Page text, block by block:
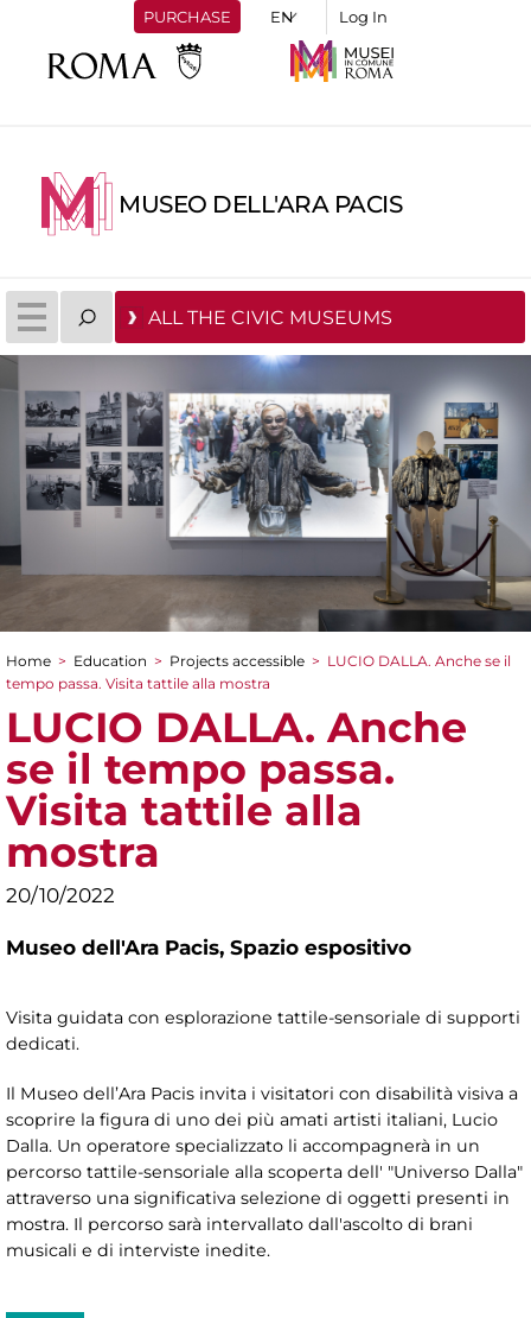
PURCHASE Log In
MUSEO DELL'ARA PACIS
ALL THE CIVIC MUSEUMS
You are here
Home > Education > Projects accessible > LUCIO DALLA. Anche se il
tempo passa. Visita tattile alla mostra
LUCIO DALLA. Anche
se il tempo passa.
Visita tattile alla
mostra
20/10/2022
Museo dell'Ara Pacis, Spazio espositivo
Visita guidata con esplorazione tattile-sensoriale di supporti
dedicati.
Il Museo dell’Ara Pacis invita i visitatori con disabilità visiva a
scoprire la figura di uno dei più amati artisti italiani, Lucio
Dalla. Un operatore specializzato li accompagnerà in un
percorso tattile-sensoriale alla scoperta dell' "Universo Dalla"
attraverso una significativa selezione di oggetti presenti in
mostra. Il percorso sarà intervallato dall'ascolto di brani
musicali e di interviste inedite.